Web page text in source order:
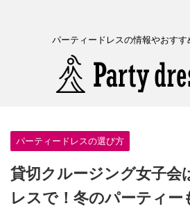
パーティードレスの情報やおす
パーティードレスの選び方
貸切クルージング女子会
レスで！冬のパーティー